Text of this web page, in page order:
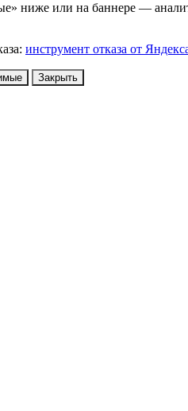
ниже или на баннере —
инструмент отказа от
Закрыть